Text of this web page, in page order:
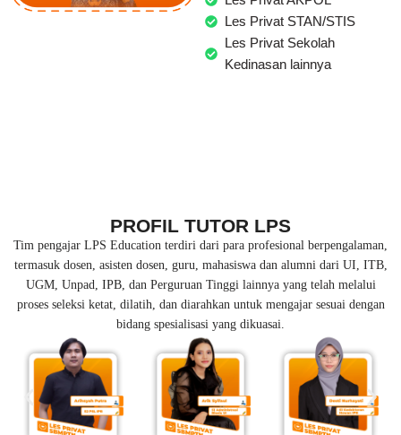
Les Privat STAN/STIS
Les Privat Sekolah
Kedinasan lainnya
PROFIL TUTOR LPS
Tim pengajar LPS Education terdiri dari para profesional berpengalaman,
termasuk dosen, asisten dosen, guru, mahasiswa dan alumni dari UI, ITB,
UGM, Unpad, IPB, dan Perguruan Tinggi lainnya yang telah melalui
proses seleksi ketat, dilatih, dan diarahkan untuk mengajar sesuai dengan
bidang spesialisasi yang dikuasai.